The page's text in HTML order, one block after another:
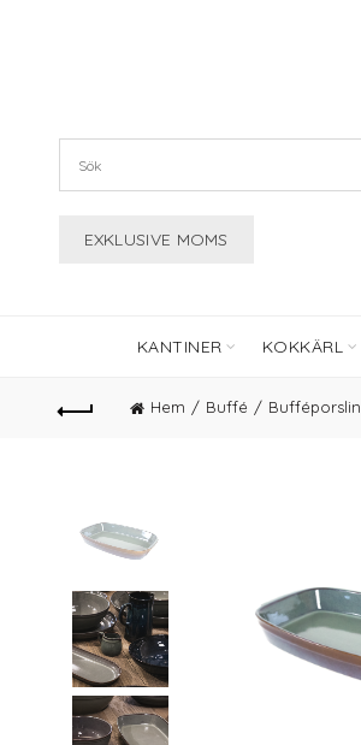
KANTINER KOKKÄRL
Hem Buffé Bufféporslin